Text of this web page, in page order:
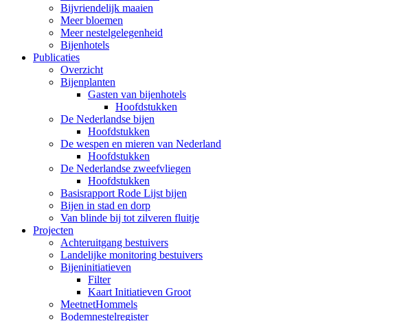
Bijvriendelijk maaien
Meer bloemen
Meer nestelgelegenheid
Bijenhotels
Publicaties
Overzicht
Bijenplanten
Gasten van bijenhotels
Hoofdstukken
De Nederlandse bijen
Hoofdstukken
De wespen en mieren van Nederland
Hoofdstukken
De Nederlandse zweefvliegen
Hoofdstukken
Basisrapport Rode Lijst bijen
Bijen in stad en dorp
Van blinde bij tot zilveren fluitje
Projecten
Achteruitgang bestuivers
Landelijke monitoring bestuivers
Bijeninitiatieven
Filter
Kaart Initiatieven Groot
MeetnetHommels
Bodemnestelregister